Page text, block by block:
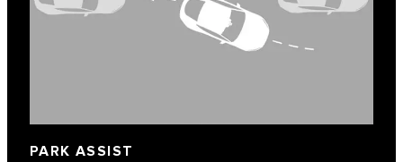
PARK ASSIST